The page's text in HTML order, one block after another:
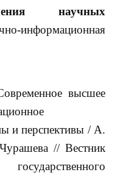
научных
информационная
высшее
и перспективы / А.
// Вестник